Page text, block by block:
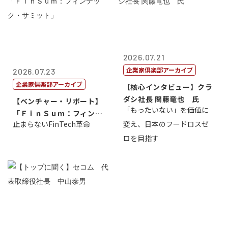
2026.07.23
企業家倶楽部アーカイブ
【ベンチャー・リポート】
「ＦｉｎＳｕｍ：フィンテ
ック・サミッ...
止まらないFinTech革命
2026.07.21
企業家倶楽部アーカイブ
【核心インタビュー】クラ
ダシ社長 関藤竜也 氏
「もったいない」を価値に
変え、日本のフードロスゼ
ロを目指す